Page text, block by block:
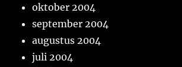
oktober 2004
september 2004
augustus 2004
juli 2004